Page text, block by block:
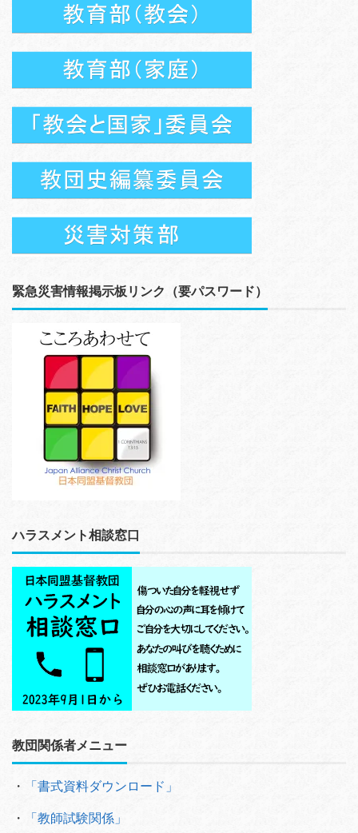
緊急災害情報掲示板リンク（要パスワード）
ハラスメント相談窓口
教団関係者メニュー
・ 「書式資料ダウンロード」
・ 「教師試験関係」